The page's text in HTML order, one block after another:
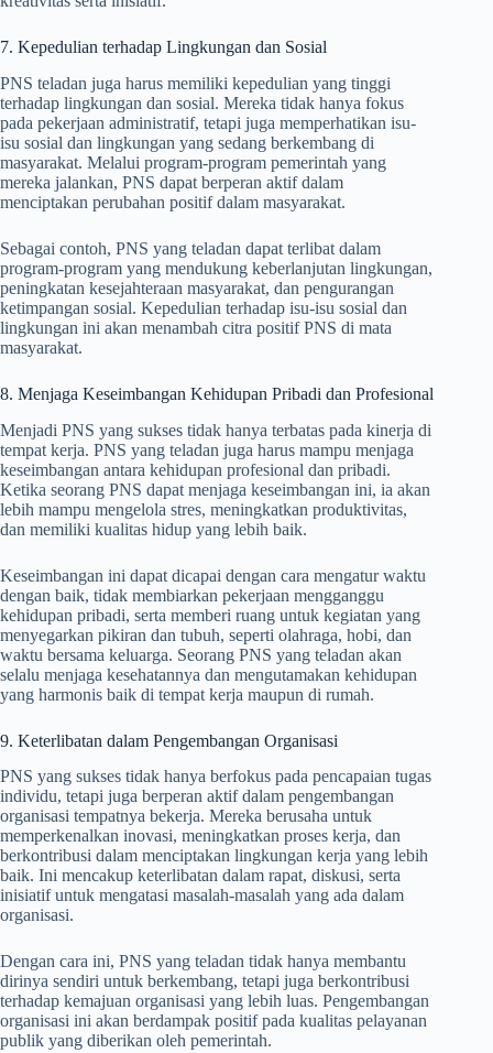
7. Kepedulian terhadap Lingkungan dan Sosial
PNS teladan juga harus memiliki kepedulian yang tinggi
terhadap lingkungan dan sosial. Mereka tidak hanya fokus
pada pekerjaan administratif, tetapi juga memperhatikan isu-
isu sosial dan lingkungan yang sedang berkembang di
masyarakat. Melalui program-program pemerintah yang
mereka jalankan, PNS dapat berperan aktif dalam
menciptakan perubahan positif dalam masyarakat.
Sebagai contoh, PNS yang teladan dapat terlibat dalam
program-program yang mendukung keberlanjutan lingkungan,
peningkatan kesejahteraan masyarakat, dan pengurangan
ketimpangan sosial. Kepedulian terhadap isu-isu sosial dan
lingkungan ini akan menambah citra positif PNS di mata
masyarakat.
8. Menjaga Keseimbangan Kehidupan Pribadi dan Profesional
Menjadi PNS yang sukses tidak hanya terbatas pada kinerja di
tempat kerja. PNS yang teladan juga harus mampu menjaga
keseimbangan antara kehidupan profesional dan pribadi.
Ketika seorang PNS dapat menjaga keseimbangan ini, ia akan
lebih mampu mengelola stres, meningkatkan produktivitas,
dan memiliki kualitas hidup yang lebih baik.
Keseimbangan ini dapat dicapai dengan cara mengatur waktu
dengan baik, tidak membiarkan pekerjaan mengganggu
kehidupan pribadi, serta memberi ruang untuk kegiatan yang
menyegarkan pikiran dan tubuh, seperti olahraga, hobi, dan
waktu bersama keluarga. Seorang PNS yang teladan akan
selalu menjaga kesehatannya dan mengutamakan kehidupan
yang harmonis baik di tempat kerja maupun di rumah.
9. Keterlibatan dalam Pengembangan Organisasi
PNS yang sukses tidak hanya berfokus pada pencapaian tugas
individu, tetapi juga berperan aktif dalam pengembangan
organisasi tempatnya bekerja. Mereka berusaha untuk
memperkenalkan inovasi, meningkatkan proses kerja, dan
berkontribusi dalam menciptakan lingkungan kerja yang lebih
baik. Ini mencakup keterlibatan dalam rapat, diskusi, serta
inisiatif untuk mengatasi masalah-masalah yang ada dalam
organisasi.
Dengan cara ini, PNS yang teladan tidak hanya membantu
dirinya sendiri untuk berkembang, tetapi juga berkontribusi
terhadap kemajuan organisasi yang lebih luas. Pengembangan
organisasi ini akan berdampak positif pada kualitas pelayanan
publik yang diberikan oleh pemerintah.